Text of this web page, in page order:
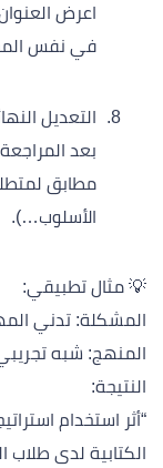
اعرض
في نفس
التعديل
بعد
مطابق
الأسلوب…).
💡 مثال تطبيقي:
المشكلة: تدني
المنهج: شبه
النتيجة:
“أثر استخدام
الكتابية لدى